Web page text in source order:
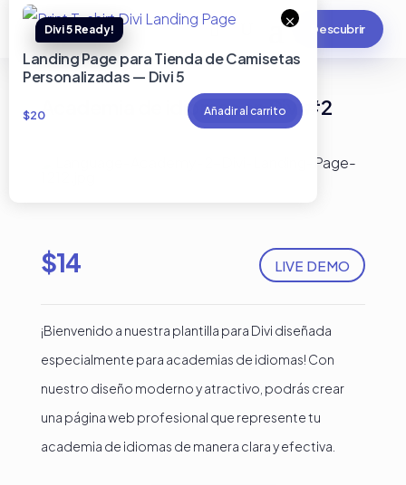
Descubrir
Academia de idiomas en Divi #2
LIVE DEMO
$14
¡Bienvenido a nuestra plantilla para Divi diseñada
especialmente para academias de idiomas! Con
nuestro diseño moderno y atractivo, podrás crear
una página web profesional que represente tu
academia de idiomas de manera clara y efectiva.
×
Landing Page para Tienda de Camisetas
Personalizadas — Divi 5
$20 Añadir al carrito